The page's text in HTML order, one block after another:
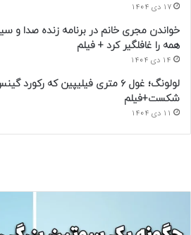
17 دی 1404
خواندن مجری خانم در برنامه زنده صدا و
همه را غافلگیر کرد + فیلم
14 دی 1404
لولونگ؛ غول ۶ متری فیلیپین که رکورد
شکست+فیلم
11 دی 1404